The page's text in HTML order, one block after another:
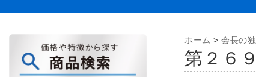
ホーム > 会長の
第２